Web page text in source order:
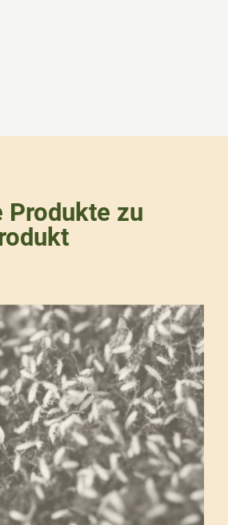
Produkte zu